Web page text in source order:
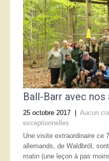
Ball-Barr avec
25 octobre 2017 Aucun
exceptionnelles
Une visite extraordinaire ce
allemands, de Waldbröl,
matin (une leçon à pas